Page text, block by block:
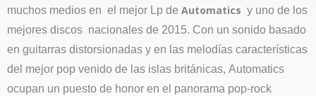
muchos medios en el mejor Lp de Automatics y uno de los
mejores discos nacionales de 2015. Con un sonido basado
en guitarras distorsionadas y en las melodías características
del mejor pop venido de las islas británicas, Automatics
ocupan un puesto de honor en el panorama pop-rock